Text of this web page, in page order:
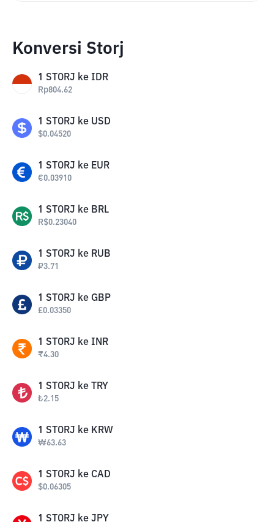
Konversi Storj
1 STORJ ke IDR
Rp804.62
1 STORJ ke USD
$0.04520
1 STORJ ke EUR
€0.03910
1 STORJ ke BRL
R$0.23040
1 STORJ ke RUB
₽3.71
1 STORJ ke GBP
£0.03350
1 STORJ ke INR
₹4.30
1 STORJ ke TRY
₺2.15
1 STORJ ke KRW
₩63.63
1 STORJ ke CAD
$0.06305
1 STORJ ke JPY